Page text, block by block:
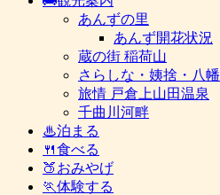
あんずの里
あんず開花状況
蔵の街 稲荷山
さらしな・姨捨・八幡
旅情 戸倉上山田温泉
千曲川河畔
♨泊まる
🍴食べる
🍑おみやげ
🏃体験する